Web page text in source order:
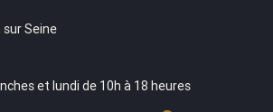
Seine
et lundi de 10h à 18 heures